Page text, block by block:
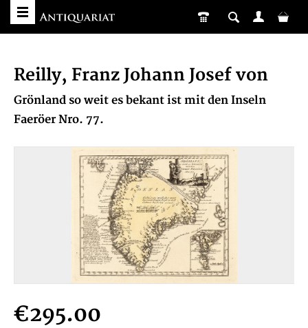
Reilly, Franz Johann Josef von
Grönland so weit es bekant ist mit den Inseln
Faeröer Nro. 77.
€295.00